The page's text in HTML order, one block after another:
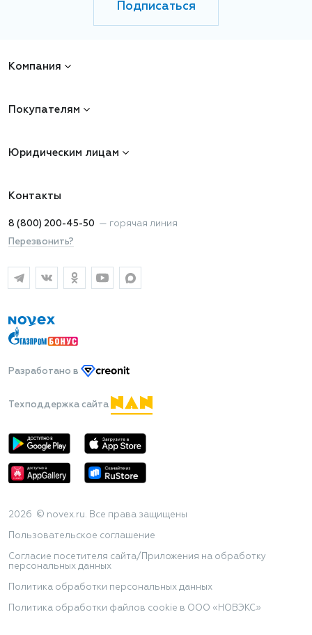
Подписаться
Компания
Покупателям
Юридическим лицам
Контакты
8 (800) 200-45-50 — горячая линия
Перезвонить?
Разработано в
Техподдержка сайта
2026 © novex.ru. Все права защищены
Пользовательское соглашение
Согласие посетителя сайта/Приложения на обработку
персональных данных
Политика обработки персональных данных
Политика обработки файлов cookie в ООО «НОВЭКС»